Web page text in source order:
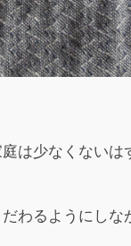
は少なくないは
わるようにしな